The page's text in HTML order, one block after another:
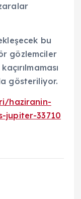
bu
gözlemciler
gösteriliyor.
haziranin-
jupiter-33710